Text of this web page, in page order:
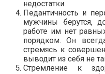
недостатки.
Педантичность и
мужчины берутся,
работе им нет
порядком. Он
стремясь к
выводит из себя не
Стремление к